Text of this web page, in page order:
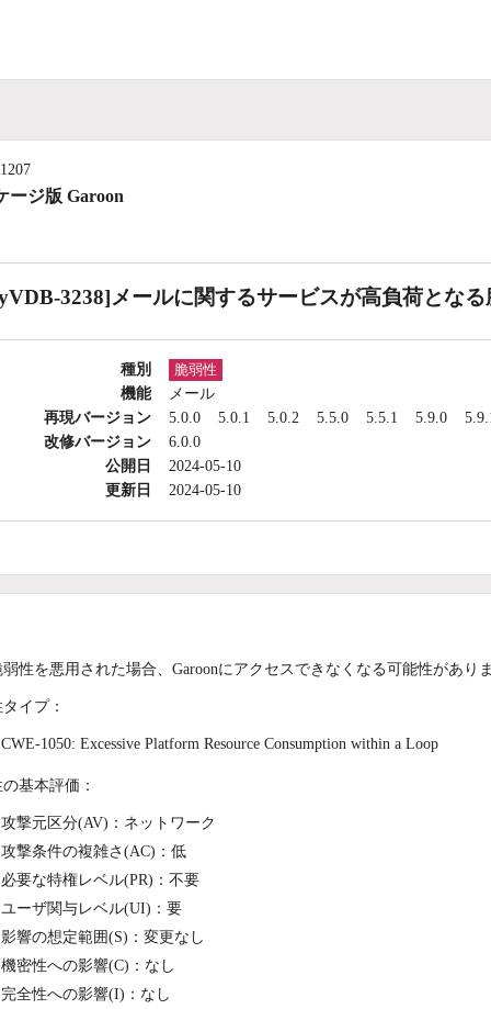
ージ版 Garoon
3238]メールに関するサービスが高負荷となる
種別 脆弱性
機能
メール
再現バージョン
5.0.0 5.0.1 5.0.2 5.5.0 5.5.1 5.9.0
改修バージョン
6.0.0
公開日
2024-05-10
更新日
2024-05-10
弱性を悪用された場合、Garoonにアクセスできなくなる可能性があり
イプ：
CWE-1050: Excessive Platform Resource Consumption within a Loop
基本評価：
攻撃元区分(AV)：ネットワーク
攻撃条件の複雑さ(AC)：低
必要な特権レベル(PR)：不要
ユーザ関与レベル(UI)：要
影響の想定範囲(S)：変更なし
機密性への影響(C)：なし
完全性への影響(I)：なし